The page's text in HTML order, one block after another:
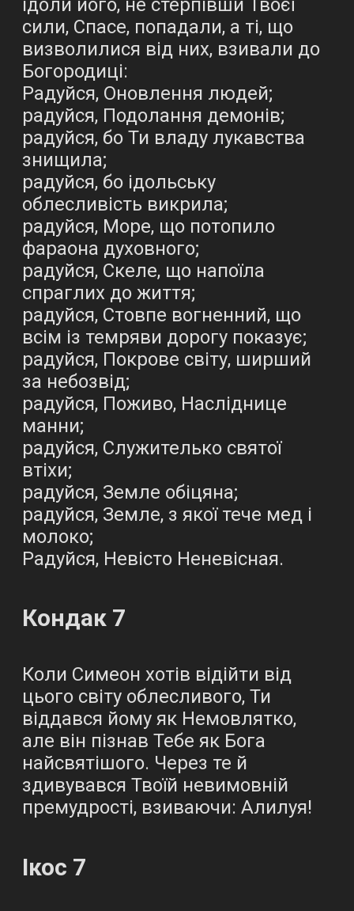
ідоли його, не стерпівши Твоєї
сили, Спасе, попадали, а ті, що
визволилися від них, взивали до
Богородиці:
Радуйся, Оновлення людей;
радуйся, Подолання демонів;
радуйся, бо Ти владу лукавства
знищила;
радуйся, бо ідольську
облесливість викрила;
радуйся, Море, що потопило
фараона духовного;
радуйся, Скеле, що напоїла
спраглих до життя;
радуйся, Стовпе вогненний, що
всім із темряви дорогу показує;
радуйся, Покрове світу, ширший
за небозвід;
радуйся, Поживо, Насліднице
манни;
радуйся, Служителько святої
втіхи;
радуйся, Земле обіцяна;
радуйся, Земле, з якої тече мед і
молоко;
Радуйся, Невісто Неневісная.
Кондак 7
Коли Симеон хотів відійти від
цього світу облесливого, Ти
віддався йому як Немовлятко,
але він пізнав Тебе як Бога
найсвятішого. Через те й
здивувався Твоїй невимовній
премудрості, взиваючи: Алилуя!
Ікос 7